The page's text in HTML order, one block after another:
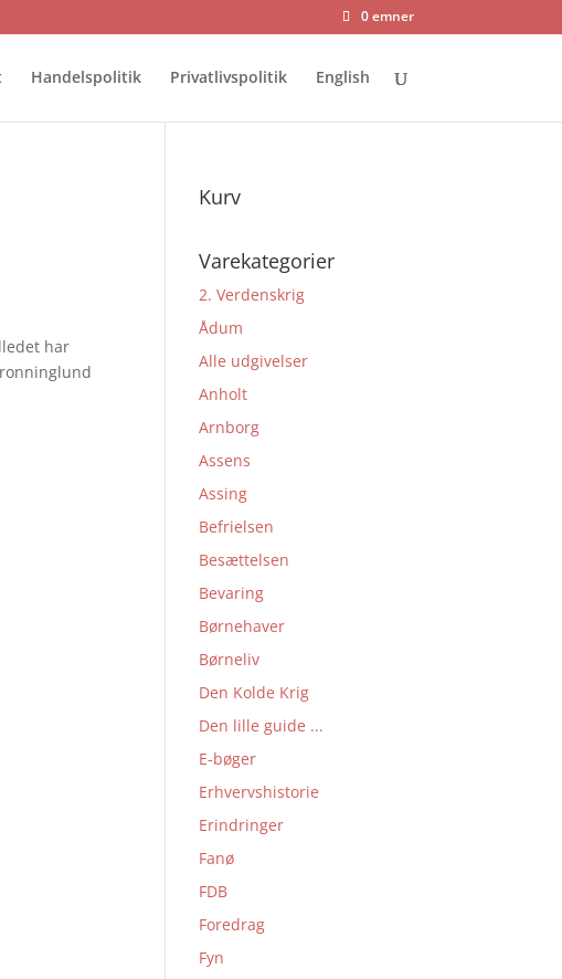
0 emner
Handelspolitik Privatlivspolitik English
har
Kurv
Varekategorier
2. Verdenskrig
Ådum
Alle udgivelser
Anholt
Arnborg
Assens
Assing
Befrielsen
Besættelsen
Bevaring
Børnehaver
Børneliv
Den Kolde Krig
Den lille guide ...
E-bøger
Erhvervshistorie
Erindringer
Fanø
FDB
Foredrag
Fyn